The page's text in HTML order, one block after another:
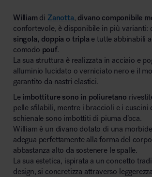
William di Zanotta, divano componibile
confortevole, è disponibile in più varianti:
singola, doppia o tripla e tutte abbinabili
comodo pouf.
La sua struttura è realizzata in acciaio e
alluminio lucidato o verniciato nero e il
garantito da nastri elastici.
Le imbottiture sono in poliuretano
pelle sfilabili, mentre i braccioli e i cuscini
schienale sono imbottiti di piuma d’oca.
William è un divano dotato di una
adegua perfettamente alla forma del
abbastanza alto da sostenere le spalle.
La sua estetica, ispirata a un concetto
design, si concretizza attraverso